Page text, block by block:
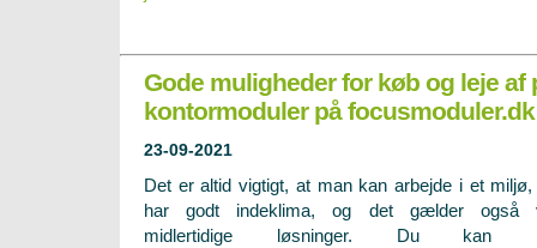
Gode muligheder for køb og leje af
kontormoduler på focusmoduler.dk
23-09-2021
Det er altid vigtigt, at man kan arbejde i et miljø,
har godt indeklima, og det gælder også
midlertidige løsninger. Du kan